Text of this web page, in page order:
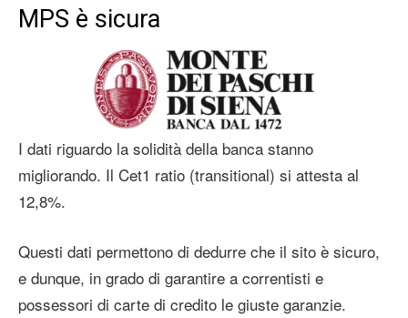
MPS è sicura
I dati riguardo la solidità della banca stanno
migliorando. Il Cet1 ratio (transitional) si attesta al
12,8%.
Questi dati permettono di dedurre che il sito è sicuro,
e dunque, in grado di garantire a correntisti e
possessori di carte di credito le giuste garanzie.